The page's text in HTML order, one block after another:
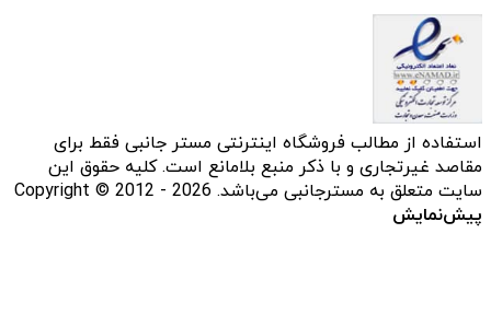
استفاده از مطالب فروشگاه اینترنتی مستر جانبی فقط برای
مقاصد غیرتجاری و با ذکر منبع بلامانع است. کلیه حقوق این
سایت متعلق به مسترجانبی می‌باشد. Copyright © 2012 - 2026
پیش‌نمایش